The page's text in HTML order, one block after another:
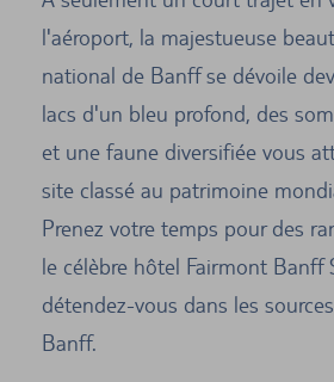
l'aéroport, la majestueuse
national de Banff se dévoile
lacs d'un bleu profond, des
et une faune diversifiée vous
site classé au patrimoine
Prenez votre temps pour des
le célèbre hôtel Fairmont Banff
détendez-vous dans les
Banff.